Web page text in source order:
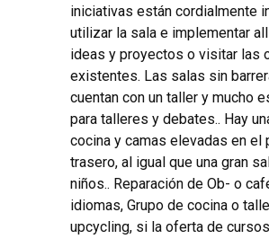
iniciativas están cordialmente
utilizar la sala e implementar
ideas y proyectos o visitar las
existentes. Las salas sin
cuentan con un taller y mucho
para talleres y debates.. Hay
cocina y camas elevadas en el
trasero, al igual que una gran
niños.. Reparación de Ob- o
idiomas, Grupo de cocina o
upcycling, si la oferta de cursos